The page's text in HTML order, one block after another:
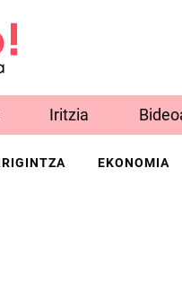
Iritzia
EKONOMIA